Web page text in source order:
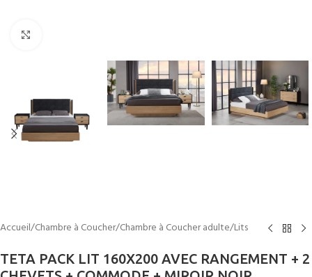
Accueil/Chambre à Coucher/Chambre à Coucher adulte/Lits
TETA PACK LIT 160X200 AVEC RANGEMENT + 2